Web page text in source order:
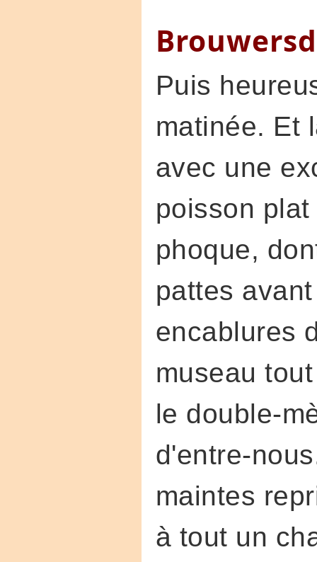
Puis
matinée. Et
avec une
poisson
phoque,
pattes
encablures
museau
le double-
d'entre-
maintes
à tout un